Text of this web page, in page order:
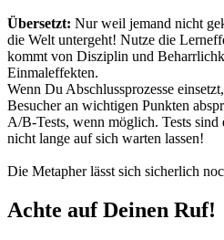
Übersetzt: Nur weil jemand nicht
die Welt untergeht! Nutze die
kommt von Disziplin und
Einmaleffekten.
Wenn Du Abschlussprozesse
Besucher an wichtigen Punkten
A/B-Tests, wenn möglich. Tests
nicht lange auf sich warten lassen!
Die Metapher lässt sich sicherlich
Achte auf Deinen Ruf!